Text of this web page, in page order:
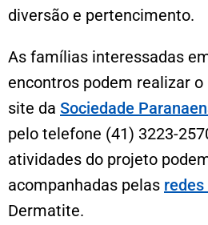
diversão e pertencimento.
As famílias interessadas
encontros podem realizar
site da Sociedade
pelo telefone (41) 3223-
atividades do projeto
acompanhadas pelas
Dermatite.